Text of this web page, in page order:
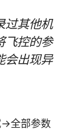
过其他机
飞控的参
会出现异
>全部参数